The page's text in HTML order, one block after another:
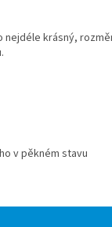
nejdéle krásný,
v pěkném stavu